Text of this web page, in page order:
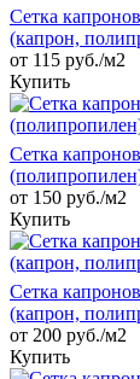
Сетка
(капрон,
от 115 руб./м2
Купить
Сетка
от 150 руб./м2
Купить
Сетка
(капрон,
от 200 руб./м2
Купить